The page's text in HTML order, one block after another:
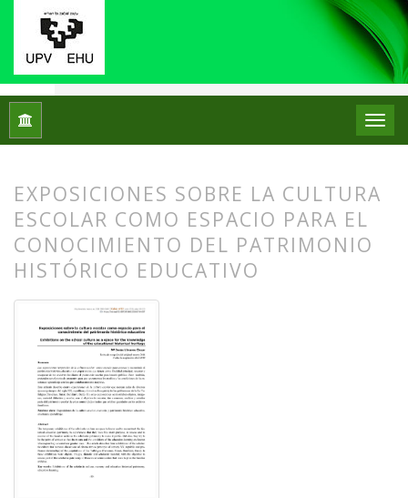
Inicio
EXPOSICIONES SOBRE LA CULTURA
ESCOLAR COMO ESPACIO PARA EL
CONOCIMIENTO DEL PATRIMONIO
HISTÓRICO EDUCATIVO